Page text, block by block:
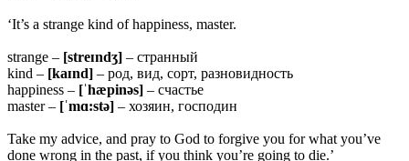
‘It’s a strange kind of happiness, master.
strange – [streɪndʒ] – странный
kind – [kaɪnd] – род, вид, сорт, разновидность
happiness – [ˈhæpinəs] – счастье
master – [ˈmɑ:stə] – хозяин, господин
Take my advice, and pray to God to forgive you for what you’ve
done wrong in the past, if you think you’re going to die.’